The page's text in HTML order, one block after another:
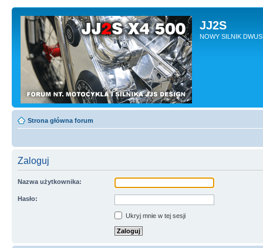
JJ2S
NOWY SILNIK
Strona główna forum
Zaloguj
Nazwa użytkownika:
Hasło:
Ukryj mnie w tej sesji